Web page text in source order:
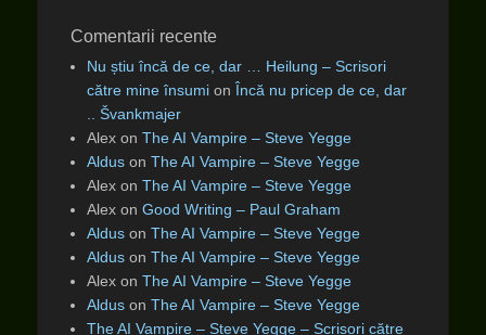
Comentarii recente
Nu știu încă de ce, dar … Heilung – Scrisori
către mine însumi on Încă nu pricep de ce, dar
.. Švankmajer
Alex on The AI Vampire – Steve Yegge
Aldus on The AI Vampire – Steve Yegge
Alex on The AI Vampire – Steve Yegge
Alex on Good Writing – Paul Graham
Aldus on The AI Vampire – Steve Yegge
Aldus on The AI Vampire – Steve Yegge
Alex on The AI Vampire – Steve Yegge
Aldus on The AI Vampire – Steve Yegge
The AI Vampire – Steve Yegge – Scrisori către